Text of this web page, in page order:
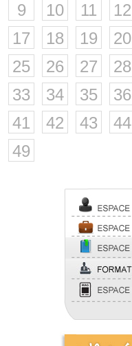
9
10 11 12
17
18 19 20
25
26 27 28
33
34 35 36
41
42 43 44
49